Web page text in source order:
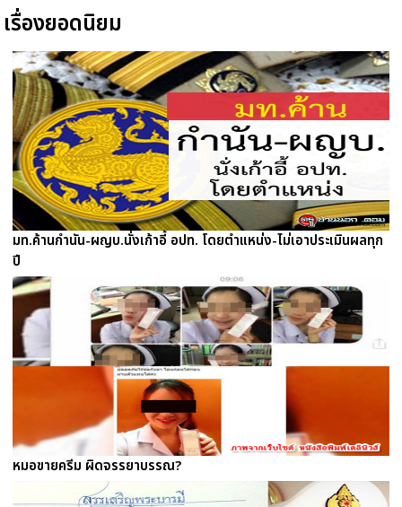
เรื่องยอดนิยม
มท.ค้านกำนัน-ผญบ.นั่งเก้าอี้ อปท. โดยตำแหน่ง-ไม่เอาประเมินผลทุก
ปี
หมอขายครีม ผิดจรรยาบรรณ?